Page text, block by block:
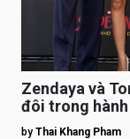
Zendaya và
đôi trong
by Thai Khang Pham